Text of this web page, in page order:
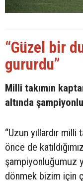
“Güzel bir
gururdu”
Milli takımın
altında
“Uzun yıllardır
önce de
şampiyonluğumuz
dönmek bizim için